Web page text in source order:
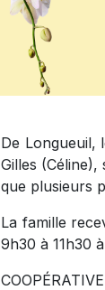
De Longueuil,
Gilles
que plusieurs
La famille
9h30 à 11h30